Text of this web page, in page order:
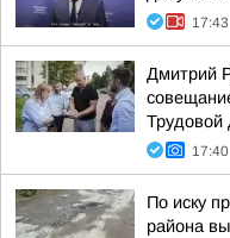
17:43
Дмитрий
Трудовой
17:40
По иску
района